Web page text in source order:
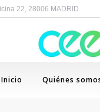
22, 28006 MADRID
Inicio Quiénes